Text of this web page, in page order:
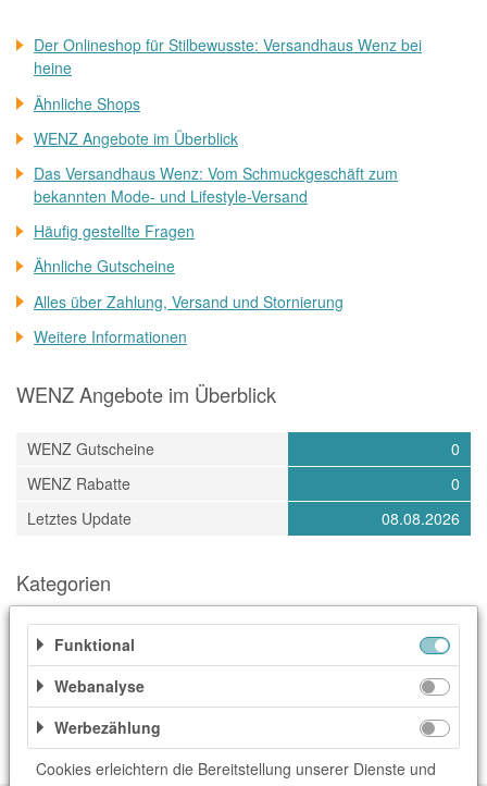
Der Onlineshop für Stilbewusste: Versandhaus Wenz bei
heine
Ähnliche Shops
WENZ Angebote im Überblick
Das Versandhaus Wenz: Vom Schmuckgeschäft zum
bekannten Mode- und Lifestyle-Versand
Häufig gestellte Fragen
Ähnliche Gutscheine
Alles über Zahlung, Versand und Stornierung
Weitere Informationen
WENZ Angebote im Überblick
WENZ Gutscheine
0
WENZ Rabatte
0
Letztes Update
08.08.2026
Kategorien
Accessoires & Taschen Damenmode
Geschenke
Geschenke & Blumen
Haus & Garten
Herrenmode
Kindermode
Kosmetik
Parfum & Kosmetik
Schönes Wohnen
Schuhe Sportbekleidung
Funktional
Webanalyse
Werbezählung
Cookies erleichtern die Bereitstellung unserer Dienste und